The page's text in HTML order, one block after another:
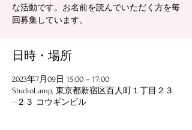
な活動です。お名前を読んでいただく方を毎
回募集しています。
日時・場所
2023年7月09日 15:00 – 17:00
StudioLamp, 東京都新宿区百人町１丁目２３
−２３ コウギンビル